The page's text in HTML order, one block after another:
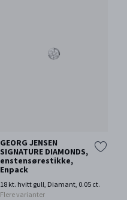
GEORG JENSEN
SIGNATURE DIAMONDS,
enstensørestikke,
Enpack
18 kt. hvitt gull, Diamant, 0.05 ct.
Flere varianter